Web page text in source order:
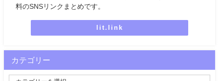
料のSNSリンクまとめです。
lit.link
カテゴリー